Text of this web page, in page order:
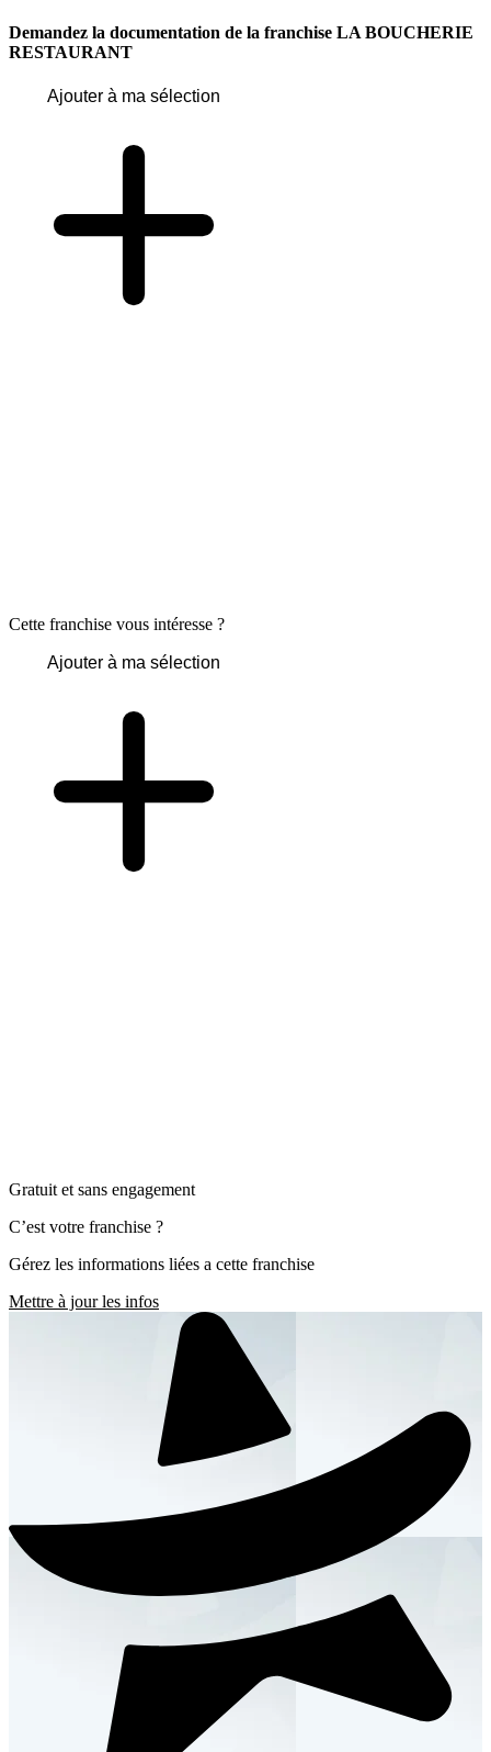
Demandez la documentation de la franchise LA BOUCHERIE
RESTAURANT
Ajouter à ma sélection
Cette franchise vous intéresse ?
Ajouter à ma sélection
Gratuit et sans engagement
C’est votre franchise ?
Gérez les informations liées a cette franchise
Mettre à jour les infos